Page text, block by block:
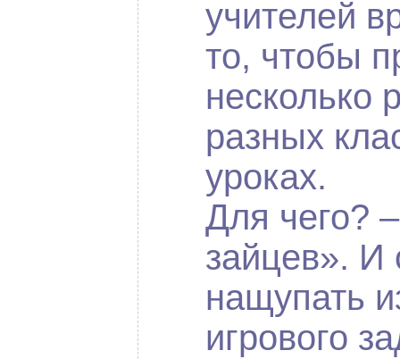
учителей
то, чтобы
несколько
разных
уроках.
Для чего?
зайцев». И
нащупать
игрового